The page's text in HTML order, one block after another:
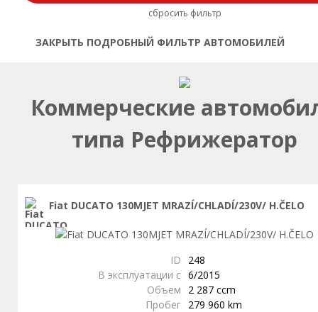
сбросить фильтр
ЗАКРЫТЬ ПОДРОБНЫЙ ФИЛЬТР АВТОМОБИЛЕЙ
Открыть | Закрыть фильтр
Коммерческие
типа Рефрижератор
Fiat DUCATO 130MJET MRAZÍ/CHLADÍ/230V/ H.ČELO
ID
248
В эксплуатации с 6/2015
Объем
2 287 ccm
Пробег 279 960 km